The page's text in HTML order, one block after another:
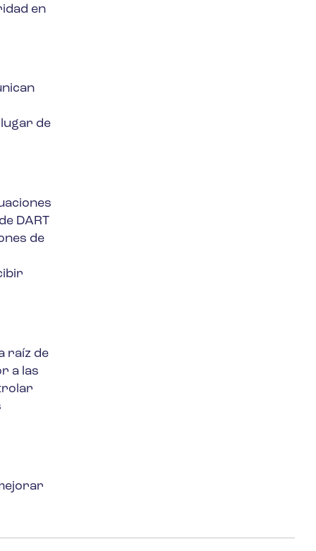
en
de
DART
de
raíz de
a las